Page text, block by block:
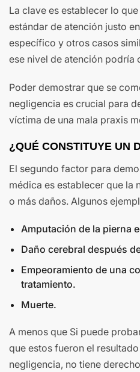
La clave es establecer lo
estándar de atención justo
específico y otros casos
ese nivel de atención podría
Poder demostrar que se
negligencia es crucial para
víctima de una mala praxis
¿QUÉ CONSTITUYE UN
El segundo factor para
médica es establecer que la
o más daños. Algunos
Amputación de la pierna
Daño cerebral después
Empeoramiento de una
tratamiento.
Muerte.
A menos que Si puede
que estos fueron el
negligencia, no tiene